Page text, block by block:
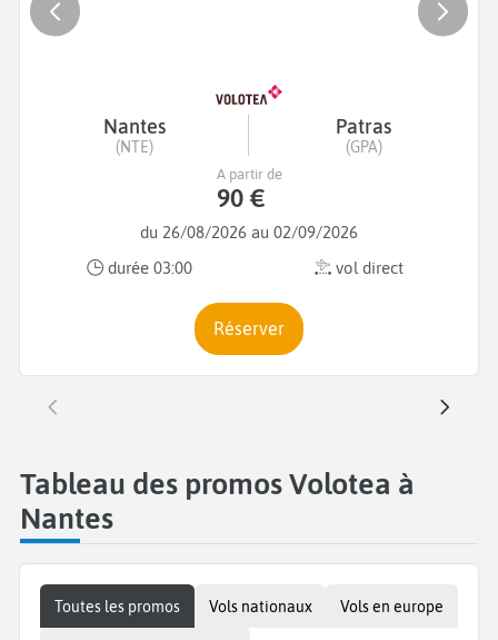
Nantes
(NTE)
Patras
(GPA)
du 26/08/2026 au 02/09/2026
durée 03:00
vol direct
A partir de
90 €
Réserver
Tableau des promos Volotea à
Nantes
Toutes les promos Vols nationaux Vols en europe